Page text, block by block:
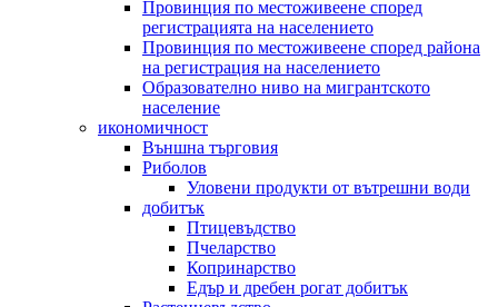
Провинция по местоживеене според
регистрацията на населението
Провинция по местоживеене според района
на регистрация на населението
Образователно ниво на мигрантското
население
икономичност
Външна търговия
Риболов
Уловени продукти от вътрешни води
добитък
Птицевъдство
Пчеларство
Копринарство
Едър и дребен рогат добитък